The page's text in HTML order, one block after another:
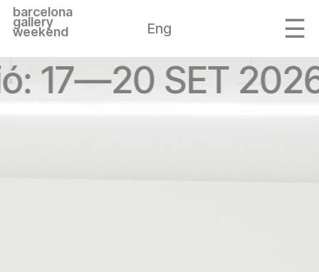
barcelona
gallery
weekend Eng
17—20 SET 2026